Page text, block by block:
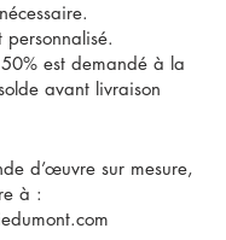
est demandé à la
avant livraison
d’œuvre sur mesure,
à :